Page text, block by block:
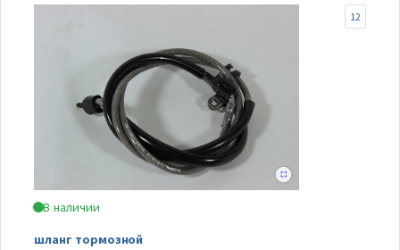
В наличии
шланг тормозной
12